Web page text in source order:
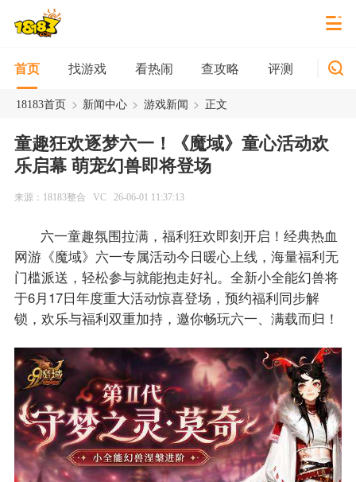
首页 找游戏 看热闹 查攻略 评测 新游
18183首页 > 新闻中心 > 游戏新闻 > 正文
童趣狂欢逐梦六一！《魔域》童心活动欢
乐启幕 萌宠幻兽即将登场
来源：18183整合 VC 26-06-01 11:37:13
六一童趣氛围拉满，福利狂欢即刻开启！经典热血
网游《魔域》六一专属活动今日暖心上线，海量福利无
门槛派送，轻松参与就能抱走好礼。全新小全能幻兽将
于6月17日年度重大活动惊喜登场，预约福利同步解
锁，欢乐与福利双重加持，邀你畅玩六一、满载而归！